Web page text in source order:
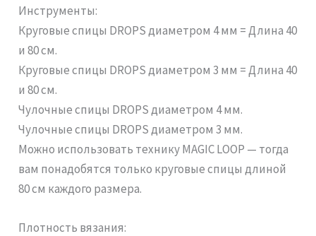
Инструменты:
Круговые спицы DROPS диаметром 4 мм = Длина 40
и 80 см.
Круговые спицы DROPS диаметром 3 мм = Длина 40
и 80 см.
Чулочные спицы DROPS диаметром 4 мм.
Чулочные спицы DROPS диаметром 3 мм.
Можно использовать технику MAGIC LOOP — тогда
вам понадобятся только круговые спицы длиной
80 см каждого размера.
Плотность вязания: